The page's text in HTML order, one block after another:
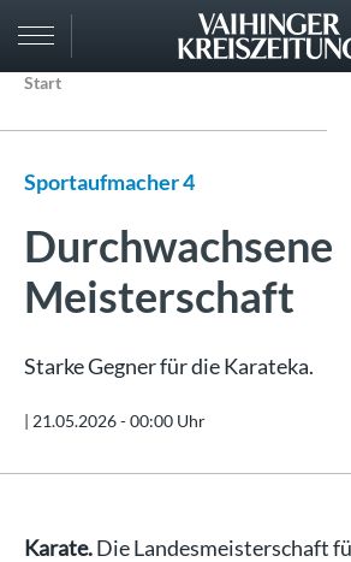
Start
Sportaufmacher 4
Durchwachsene
Meisterschaft
Starke Gegner für die Karateka.
| 21.05.2026 - 00:00 Uhr
Karate.Die Landesmeisterschaft